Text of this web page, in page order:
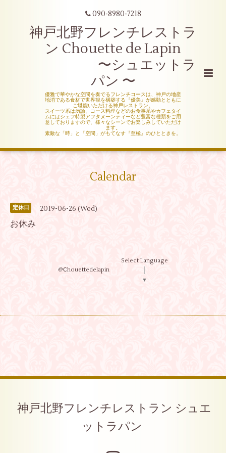
090-8980-7218
神戸北野フレンチレストラ
ン Chouette de Lapin
〜シュエットラ
パン 〜
優雅で華やかな空間を奏でるフレンチコースは、神戸の地産
地消である食材で世界観を構築する『優美』が感動とともに
ご堪能いただける神戸レストラン。
スイーツ系は勿論、コース料理などのお食事系やカフェタイ
ムにはシェフ特製アフタヌーンティーなど豊富な種類をご用
意しておりますので、様々なシーンでお楽しみしていただけ
ます。
素敵な「時」と「空間」がもてなす『至極』のひとときを。
Calendar
定休日 2019-06-26 (Wed)
お休み
@Ⅽhouettedelapin
Select Language
▼
神戸北野フレンチレストラン シュエ
ットラパン